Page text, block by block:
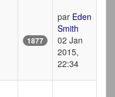
1877
par Eden
Smith
02 Jan
2015,
22:34